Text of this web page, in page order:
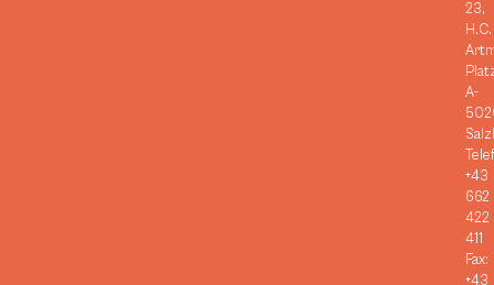
23,
H.C.
A-
+43
662
422
411
Fax:
+43